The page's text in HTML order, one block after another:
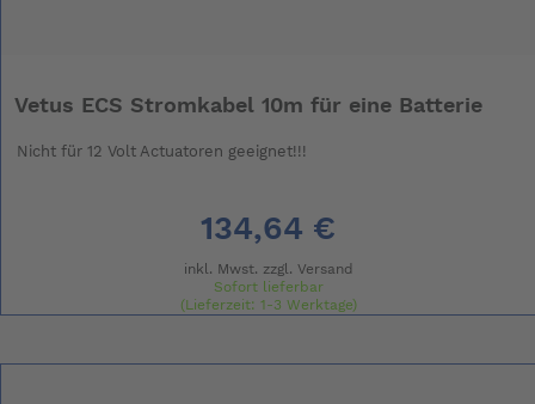
Vetus ECS Stromkabel 10m für eine Batterie
Nicht für 12 Volt Actuatoren geeignet!!!
134,64 €
inkl. Mwst. zzgl. Versand
Sofort lieferbar
(Lieferzeit: 1-3 Werktage)